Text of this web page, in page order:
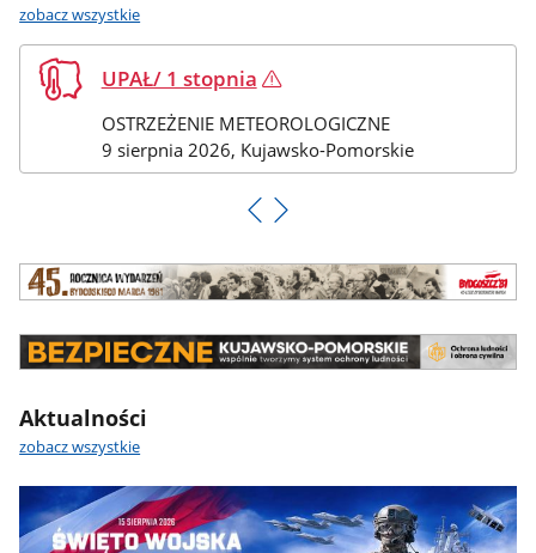
zobacz wszystkieostrzeżenia
Uwaga!
UPAŁ/ 1 stopnia
OSTRZEŻENIE METEOROLOGICZNE
Stan
z
9 sierpnia 2026, Kujawsko-Pomorskie
Aktualności
zobacz wszystkie